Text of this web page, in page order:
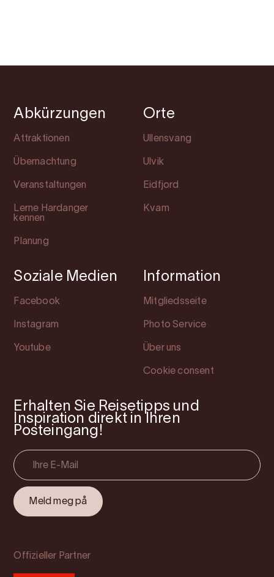
Abkürzungen
Attraktionen
Übernachtung
Veranstaltungen
Lerne Hardanger
kennen
Planung
Orte
Ullensvang
Ulvik
Eidfjord
Kvam
Soziale Medien
Facebook
Instagram
Youtube
Information
Mitgliedsseite
Photo Service
Über uns
Cookie consent
Erhalten Sie Reisetipps und
Inspiration direkt in Ihren
Posteingang!
Offizieller Partner